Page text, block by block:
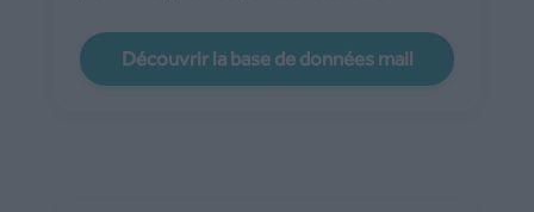
Découvrir la base de données mail